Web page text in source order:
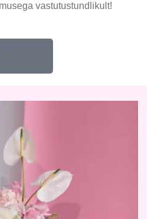
vastutustundlikult!